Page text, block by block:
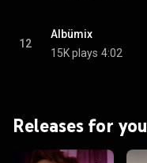
12
Albümix
15K plays 4:02
Releases for you